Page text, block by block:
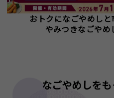
おトクになごやめし
やみつきなごやめ
なごやめしを